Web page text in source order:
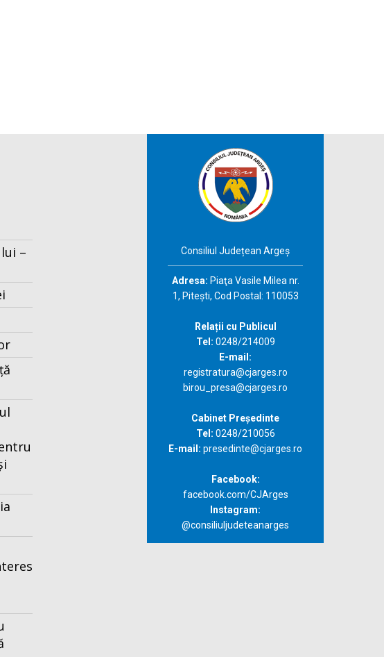
–
Consiliul Județean Argeș
Adresa: Piaţa Vasile Milea nr.
1, Piteşti, Cod Postal: 110053
Relații cu Publicul
Tel: 0248/214009
E-mail:
registratura@cjarges.ro
birou_presa@cjarges.ro
Cabinet Președinte
Tel: 0248/210056
E-mail: presedinte@cjarges.ro
Facebook:
facebook.com/CJArges
Instagram:
@consiliuljudeteanarges